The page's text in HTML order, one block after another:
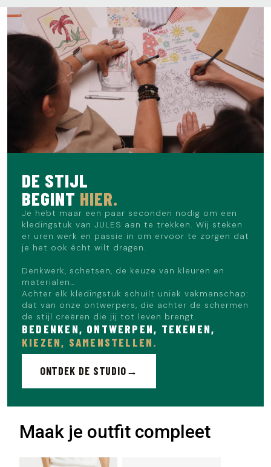
DE STIJL
BEGINT HIER.
Je hebt maar een paar seconden nodig om een
kledingstuk van JULES aan te trekken. Wij steken
er uren werk en passie in om ervoor te zorgen dat
je het ook écht wilt dragen.
Denkwerk, schetsen, de keuze van kleuren en
materialen…
Achter elk kledingstuk schuilt uniek vakmanschap:
dat van onze ontwerpers, die achter de schermen
de stijl creëren die jij tot leven brengt.
BEDENKEN, ONTWERPEN, TEKENEN,
KIEZEN, SAMENSTELLEN.
ONTDEK DE STUDIO
Maak je outfit compleet